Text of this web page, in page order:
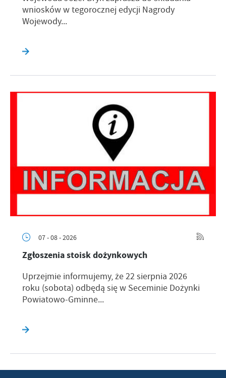
wniosków w tegorocznej edycji Nagrody
Wojewody...
07 - 08 - 2026
Zgłoszenia stoisk dożynkowych
Uprzejmie informujemy, że 22 sierpnia 2026
roku (sobota) odbędą się w Seceminie Dożynki
Powiatowo-Gminne...